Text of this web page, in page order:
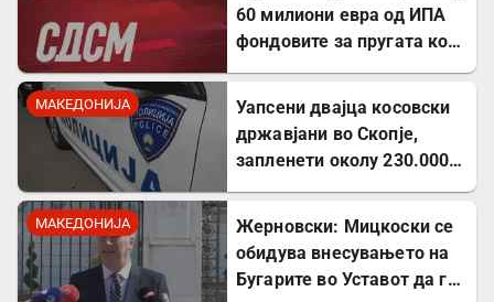
60 милиони евра од ИПА
фондовите за пругата кон
МАКЕДОНИЈА
Уапсени двајца косовски
државјани во Скопје,
запленети околу 230.000
МАКЕДОНИЈА
Жерновски: Мицкоски се
обидува внесувањето на
Бугарите во Уставот да го